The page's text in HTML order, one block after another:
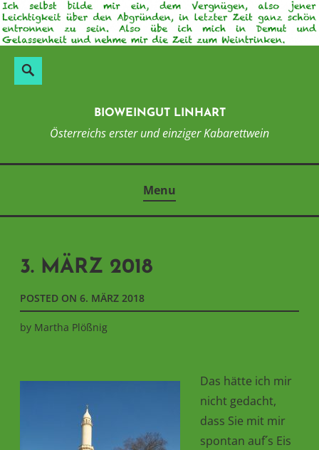
Skip
to
content
Search
BIOWEINGUT LINHART
Österreichs erster und einziger Kabarettwein
Menu
3. MÄRZ 2018
POSTED ON 6. MÄRZ 2018
by Martha Plößnig
Das hätte ich mir
nicht gedacht,
dass Sie mit mir
spontan auf´s Eis